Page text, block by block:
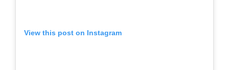
View this post on Instagram